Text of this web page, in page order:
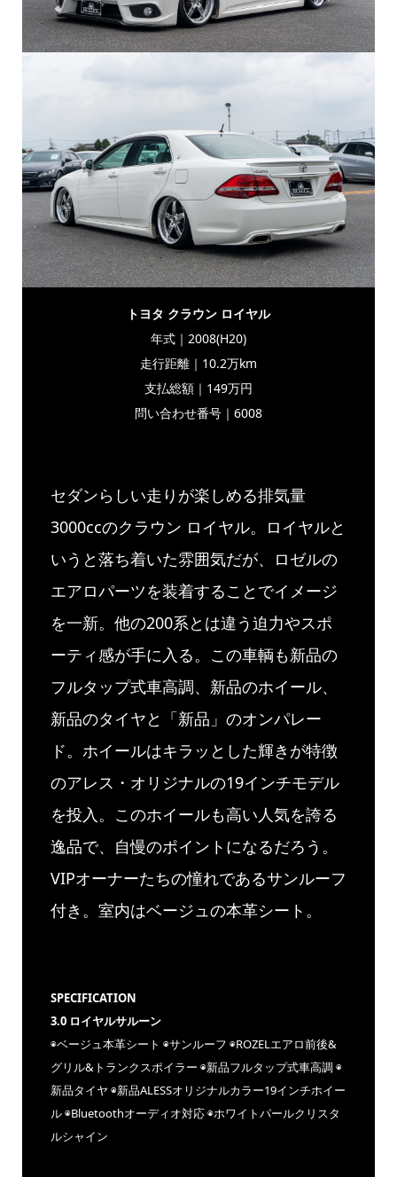
トヨタ クラウン ロイヤル
年式｜2008(H20)
走行距離｜10.2万km
支払総額｜149万円
問い合わせ番号｜6008
セダンらしい走りが楽しめる排気量
3000ccのクラウン ロイヤル。ロイヤルと
いうと落ち着いた雰囲気だが、ロゼルの
エアロパーツを装着することでイメージ
を一新。他の200系とは違う迫力やスポ
ーティ感が手に入る。この車輌も新品の
フルタップ式車高調、新品のホイール、
新品のタイヤと「新品」のオンパレー
ド。ホイールはキラッとした輝きが特徴
のアレス・オリジナルの19インチモデル
を投入。このホイールも高い人気を誇る
逸品で、自慢のポイントになるだろう。
VIPオーナーたちの憧れであるサンルーフ
付き。室内はベージュの本革シート。
SPECIFICATION
3.0 ロイヤルサルーン
◉ベージュ本革シート ◉サンルーフ ◉ROZELエアロ前後&
グリル&トランクスポイラー ◉新品フルタップ式車高調 ◉
新品タイヤ ◉新品ALESSオリジナルカラー19インチホイー
ル ◉Bluetoothオーディオ対応 ◉ホワイトパールクリスタ
ルシャイン